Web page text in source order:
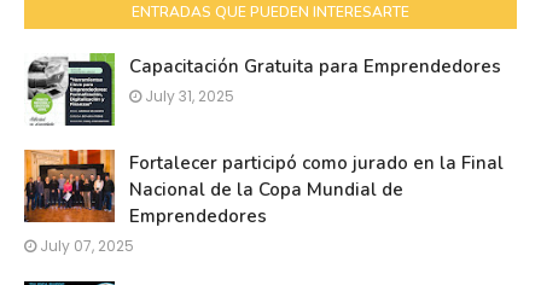
ENTRADAS QUE PUEDEN INTERESARTE
Capacitación Gratuita para Emprendedores
July 31, 2025
Fortalecer participó como jurado en la Final
Nacional de la Copa Mundial de
Emprendedores
July 07, 2025